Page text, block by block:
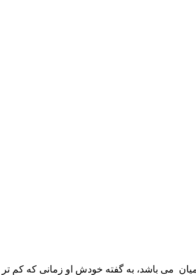
او زمانی که کم تر از ۱۲ سال سن داشت با مرد ۲۲ ساله ازدواج